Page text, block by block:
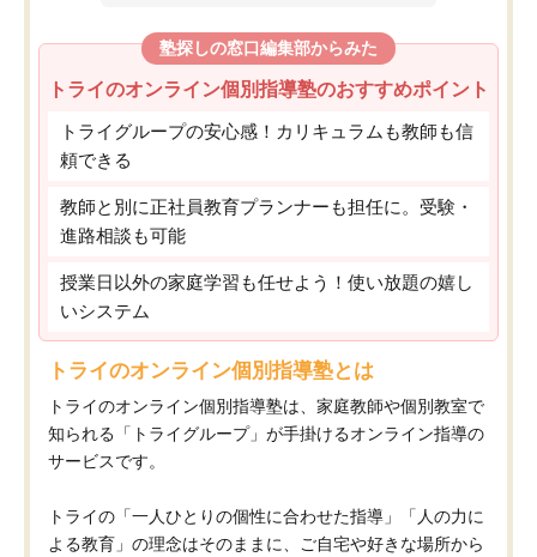
塾探しの窓口編集部からみた
トライのオンライン個別指導塾のおすすめポイント
トライグループの安心感！カリキュラムも教師も信
頼できる
教師と別に正社員教育プランナーも担任に。受験・
進路相談も可能
授業日以外の家庭学習も任せよう！使い放題の嬉し
いシステム
トライのオンライン個別指導塾とは
トライのオンライン個別指導塾は、家庭教師や個別教室で
知られる「トライグループ」が手掛けるオンライン指導の
サービスです。
トライの「一人ひとりの個性に合わせた指導」「人の力に
よる教育」の理念はそのままに、ご自宅や好きな場所から